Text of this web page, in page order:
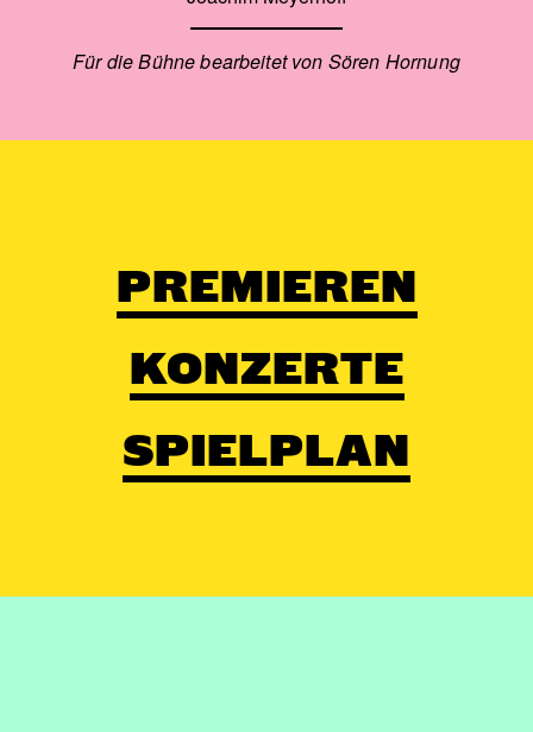
Für die Bühne bearbeitet von Sören Hornung
PREMIEREN
KONZERTE
SPIELPLAN